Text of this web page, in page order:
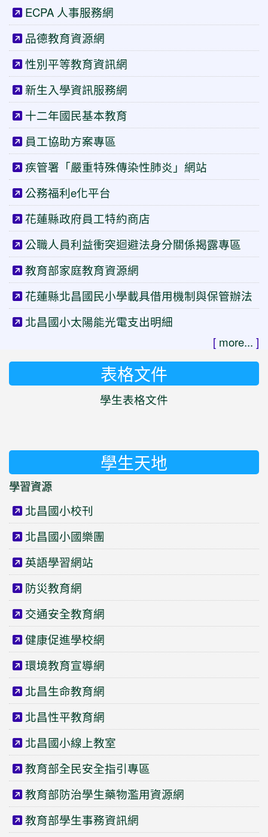
ECPA 人事服務網
品德教育資源網
性別平等教育資訊網
新生入學資訊服務網
十二年國民基本教育
員工協助方案專區
疾管署「嚴重特殊傳染性肺炎」網站
公務福利e化平台
花蓮縣政府員工特約商店
公職人員利益衝突迴避法身分關係揭露專區
教育部家庭教育資源網
花蓮縣北昌國民小學載具借用機制與保管辦法
北昌國小太陽能光電支出明細
[ more... ]
表格文件
學生表格文件
學生天地
學習資源
北昌國小校刊
北昌國小國樂團
英語學習網站
防災教育網
交通安全教育網
健康促進學校網
環境教育宣導網
北昌生命教育網
北昌性平教育網
北昌國小線上教室
教育部全民安全指引專區
教育部防治學生藥物濫用資源網
教育部學生事務資訊網